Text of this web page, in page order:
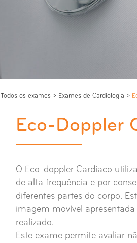
Todos os exames > Exames de Cardiologia >
Eco-Doppler
O Eco-doppler Cardíaco
de alta frequência e por
diferentes partes do corpo.
imagem movível
realizado.
Este exame permite avaliar